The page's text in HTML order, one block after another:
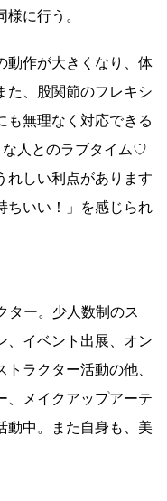
に行う。
動作が大きくなり、体
た、股関節のフレキシ
も無理なく対応できる
な人とのラブタイム♡
れしい利点があります
ちいい！」を感じられ
ター。少人数制のス
、イベント出展、オン
ラクター活動の他、
、メイクアップアーテ
動中。また自身も、美